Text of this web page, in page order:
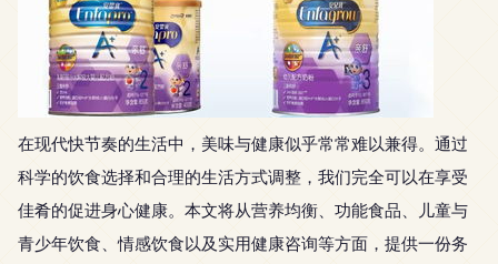
在现代快节奏的生活中，美味与健康似乎常常难以兼得。通过
科学的饮食选择和合理的生活方式调整，我们完全可以在享受
佳肴的促进身心健康。本文将从营养均衡、功能食品、儿童与
青少年饮食、情感饮食以及实用健康咨询等方面，提供一份务